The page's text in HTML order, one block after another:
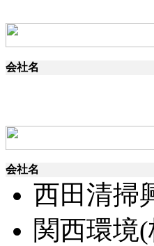
会社名
会社名
西田清掃
関西環境